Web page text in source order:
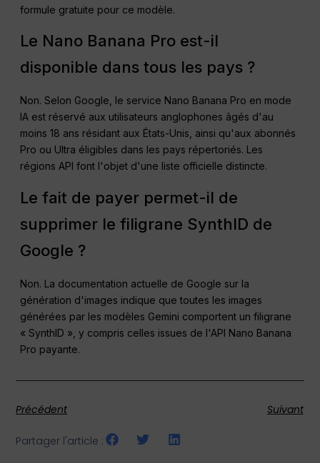
formule gratuite pour ce modèle.
Le Nano Banana Pro est-il
disponible dans tous les pays ?
Non. Selon Google, le service Nano Banana Pro en mode
IA est réservé aux utilisateurs anglophones âgés d'au
moins 18 ans résidant aux États-Unis, ainsi qu'aux abonnés
Pro ou Ultra éligibles dans les pays répertoriés. Les
régions API font l'objet d'une liste officielle distincte.
Le fait de payer permet-il de
supprimer le filigrane SynthID de
Google ?
Non. La documentation actuelle de Google sur la
génération d'images indique que toutes les images
générées par les modèles Gemini comportent un filigrane
« SynthID », y compris celles issues de l'API Nano Banana
Pro payante.
Précédent Suivant
Partager l'article :